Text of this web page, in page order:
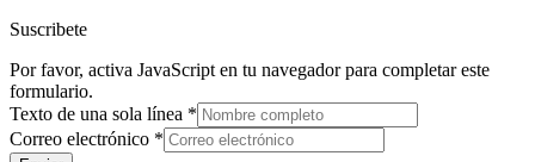
Suscribete
Por favor, activa JavaScript en tu navegador para completar este
formulario.
Texto de una sola línea *
Correo electrónico *